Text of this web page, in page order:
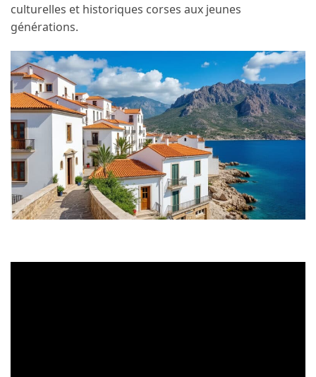
culturelles et historiques corses aux jeunes
générations.